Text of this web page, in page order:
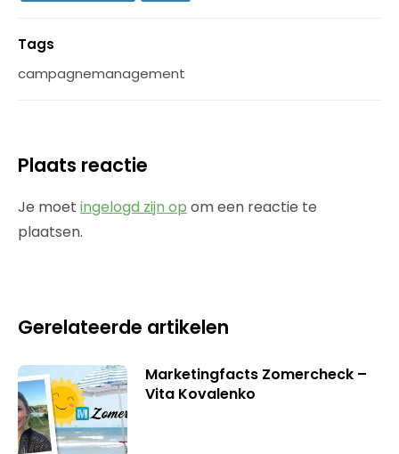
Tags
campagnemanagement
Plaats reactie
Je moet ingelogd zijn op om een reactie te
plaatsen.
Gerelateerde artikelen
Marketingfacts Zomercheck –
Vita Kovalenko